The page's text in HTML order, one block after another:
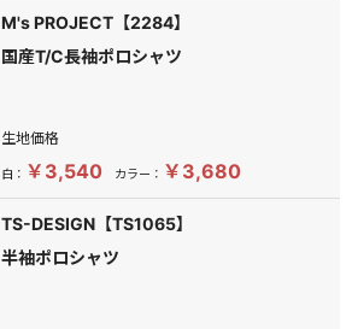
M's PROJECT【2284】
国産T/C長袖ポロシャツ
生地価格
白： ￥3,540 カラー： ￥3,680
TS-DESIGN【TS1065】
半袖ポロシャツ